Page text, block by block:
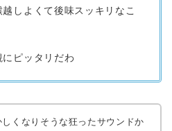
しよくて後味スッキリなこ
ピッタリだわ
くなりそうな狂ったサウンドか